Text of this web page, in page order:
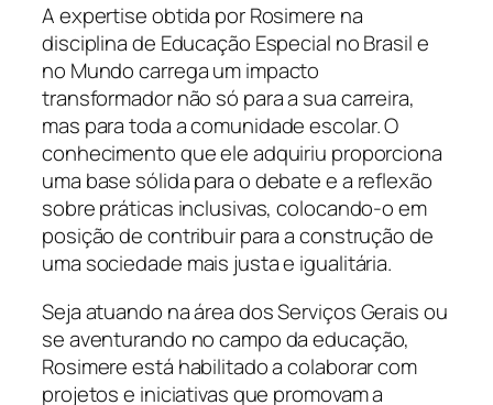
A expertise obtida por Rosimere na
disciplina de Educação Especial no Brasil e
no Mundo carrega um impacto
transformador não só para a sua carreira,
mas para toda a comunidade escolar. O
conhecimento que ele adquiriu proporciona
uma base sólida para o debate e a reflexão
sobre práticas inclusivas, colocando-o em
posição de contribuir para a construção de
uma sociedade mais justa e igualitária.
Seja atuando na área dos Serviços Gerais ou
se aventurando no campo da educação,
Rosimere está habilitado a colaborar com
projetos e iniciativas que promovam a